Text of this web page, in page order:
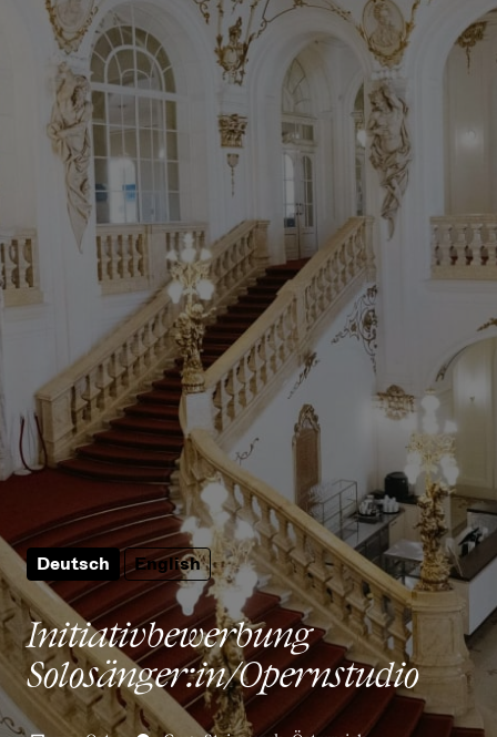
Deutsch English
Initiativbewerbung
Solosänger:in/Opernstudio